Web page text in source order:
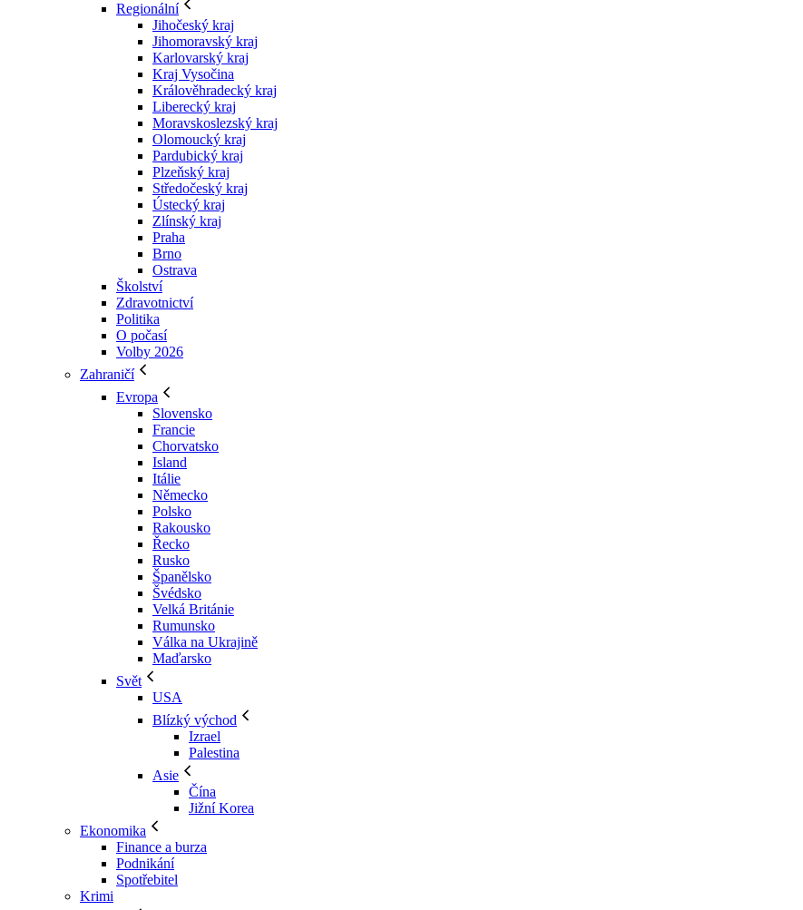
Regionální
Jihočeský kraj
Jihomoravský kraj
Karlovarský kraj
Kraj Vysočina
Králověhradecký kraj
Liberecký kraj
Moravskoslezský kraj
Olomoucký kraj
Pardubický kraj
Plzeňský kraj
Středočeský kraj
Ústecký kraj
Zlínský kraj
Praha
Brno
Ostrava
Školství
Zdravotnictví
Politika
O počasí
Volby 2026
Zahraničí
Evropa
Slovensko
Francie
Chorvatsko
Island
Itálie
Německo
Polsko
Rakousko
Řecko
Rusko
Španělsko
Švédsko
Velká Británie
Rumunsko
Válka na Ukrajině
Maďarsko
Svět
USA
Blízký východ
Izrael
Palestina
Asie
Čína
Jižní Korea
Ekonomika
Finance a burza
Podnikání
Spotřebitel
Krimi